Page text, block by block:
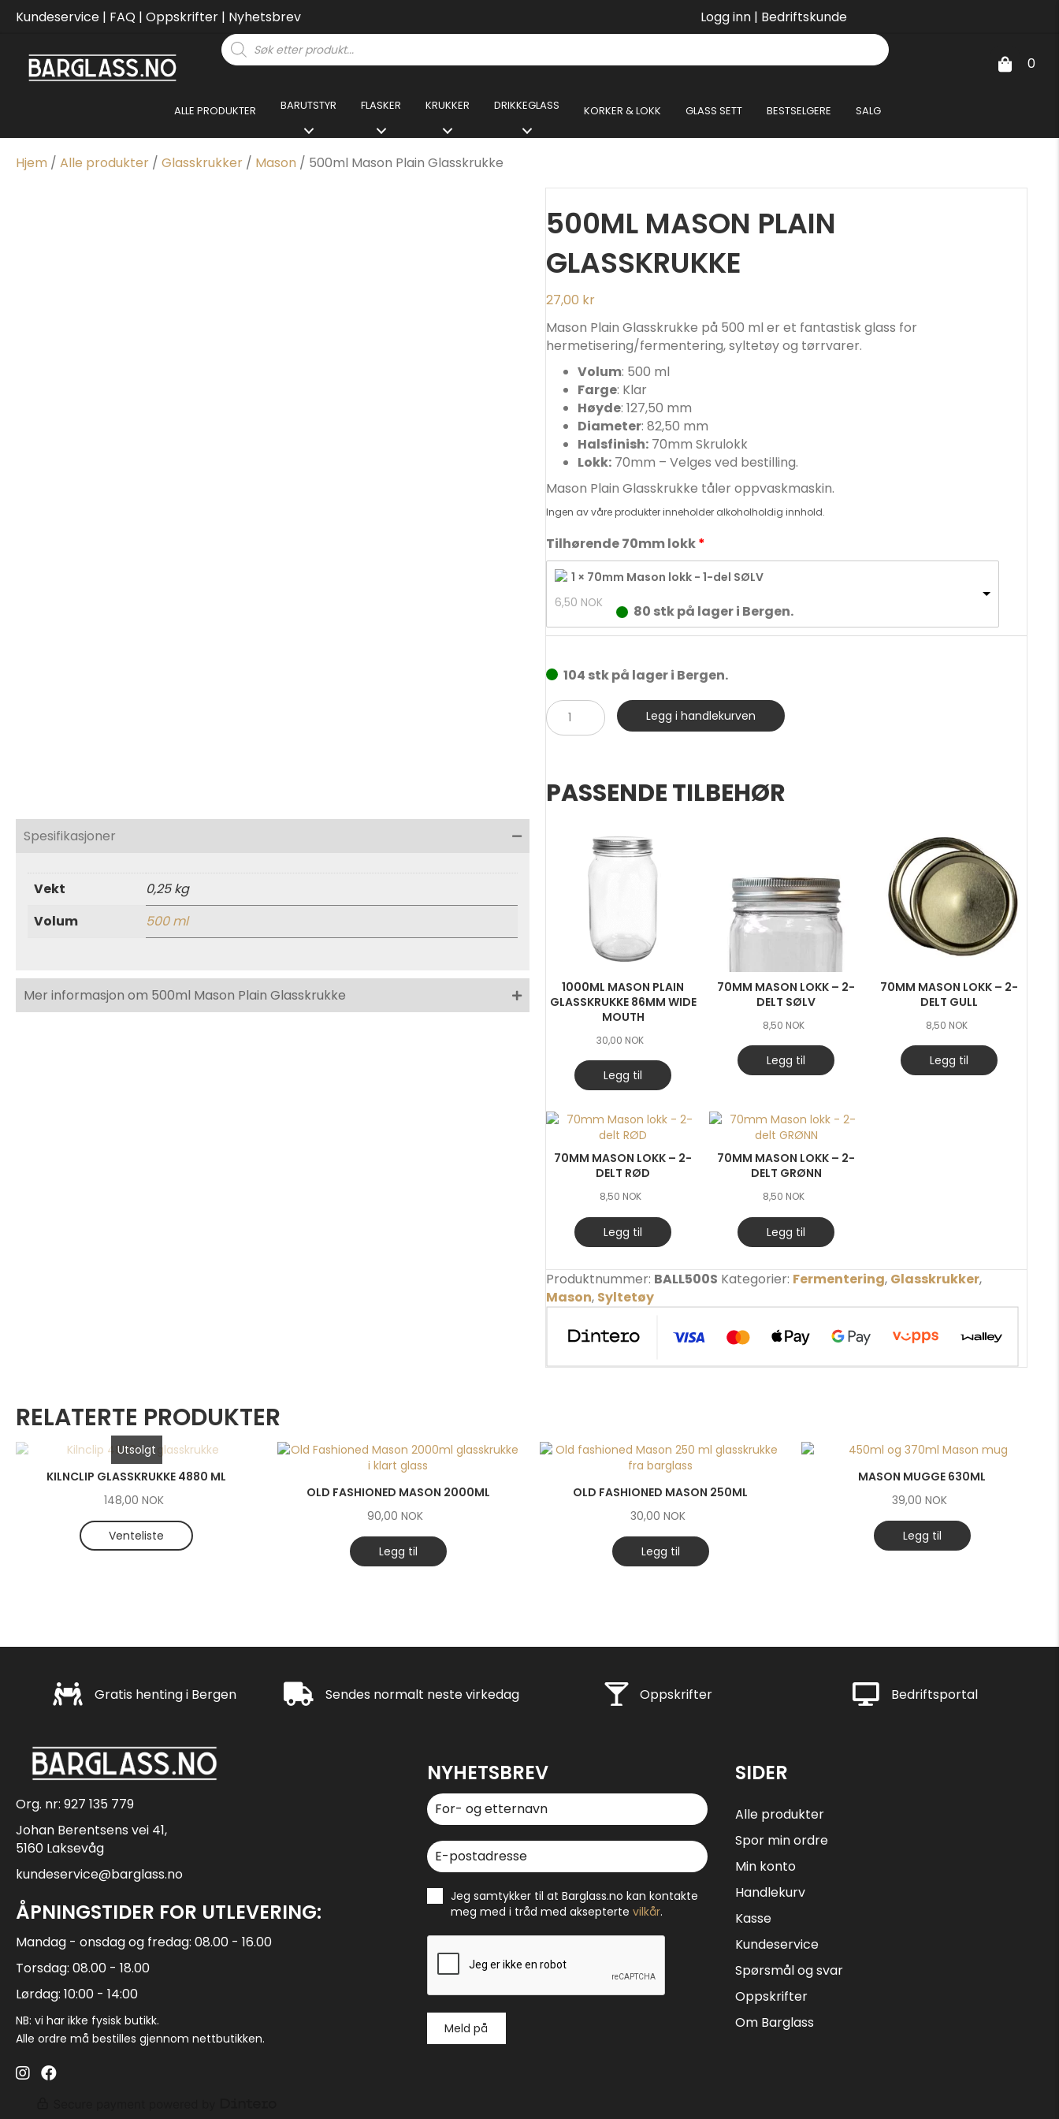
Kundeservice | FAQ | Oppskrifter | Nyhetsbrev Logg inn | Bedriftskunde
Products
search
0
ALLE PRODUKTER BARUTSTYR FLASKER KRUKKER DRIKKEGLASS KORKER & LOKK GLASS SETT BESTSELGERE SALG
Hjem / Alle produkter / Glasskrukker / Mason / 500ml Mason Plain Glasskrukke
Spesifikasjoner
Vekt
0,25 kg
Volum
500 ml
Mer informasjon om 500ml Mason Plain Glasskrukke
500ML MASON PLAIN
GLASSKRUKKE
27,00 kr
Mason Plain Glasskrukke på 500 ml er et fantastisk glass for
hermetisering/fermentering, syltetøy og tørrvarer.
Volum: 500 ml
Farge: Klar
Høyde: 127,50 mm
Diameter: 82,50 mm
Halsfinish: 70mm Skrulokk
Lokk: 70mm – Velges ved bestilling.
Mason Plain Glasskrukke tåler oppvaskmaskin.
Ingen av våre produkter inneholder alkoholholdig innhold.
Tilhørende 70mm lokk
1 × 70mm Mason lokk - 1-del SØLV
6,50 NOK 80 stk på lager i Bergen.
104 stk på lager i Bergen.
500ml
Mason
antall
Legg i handlekurven
PASSENDE TILBEHØR
1000ML MASON PLAIN
GLASSKRUKKE 86MM WIDE
MOUTH
30,00 NOK
Legg til
70MM MASON LOKK – 2-
DELT SØLV
8,50 NOK
Legg til
70MM MASON LOKK – 2-
DELT GULL
8,50 NOK
Legg til
70MM MASON LOKK – 2-
DELT RØD
8,50 NOK
Legg til
70MM MASON LOKK – 2-
DELT GRØNN
8,50 NOK
Legg til
Produktnummer: BALL500S Kategorier: Fermentering, Glasskrukker,
Mason, Syltetøy
RELATERTE PRODUKTER
Utsolgt
KILNCLIP GLASSKRUKKE 4880 ML
148,00 NOK
Venteliste
OLD FASHIONED MASON 2000ML
90,00NOK
Legg til
OLD FASHIONED MASON 250ML
30,00 NOK
Legg til
MASON MUGGE 630ML
39,00 NOK
Legg til
Gratis henting i Bergen
Gratis henting i Bergen Rask leveringSendes normalt neste virkedag Rask levering
Oppskrifter Rask leveringBedriftsportal
Org. nr: 927 135 779
Johan Berentsens vei 41,
5160 Laksevåg
kundeservice@barglass.no
ÅPNINGSTIDER FOR UTLEVERING:
Mandag - onsdag og fredag: 08.00 - 16.00
Torsdag: 08.00 - 18.00
Lørdag: 10:00 - 14:00
NB: vi har ikke fysisk butikk.
Alle ordre må bestilles gjennom nettbutikken.
Barglass.no instagram
Barglass facebook
NYHETSBREV
Jeg samtykker til at Barglass.no kan kontakte
meg med i tråd med aksepterte vilkår.
Meld på
SIDER
Alle produkter
Spor min ordre
Min konto
Handlekurv
Kasse
Kundeservice
Spørsmål og svar
Oppskrifter
Om Barglass